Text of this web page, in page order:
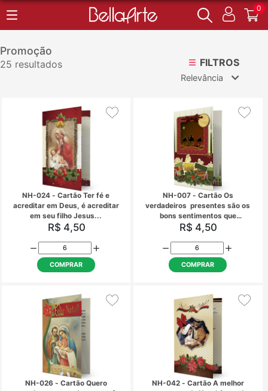
0
Promoção
25 resultados
Relevância
Mais Vendidos
Menor Preço
Maior Preço
Ordem Alfabética
FILTROS
NH-024 - Cartão Ter fé e
acreditar em Deus, é acreditar
em seu filho Jesus...
R$ 4,50
COMPRAR
NH-007 - Cartão
verdadeiros
bons sentimentos
cultivamos em
R$ 4,50
COMPRAR